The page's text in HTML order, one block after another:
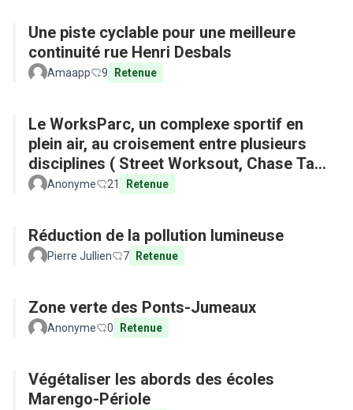
Une piste cyclable pour une meilleure
continuité rue Henri Desbals
Amaapp 9 Retenue
Le WorksParc, un complexe sportif en
plein air, au croisement entre plusieurs
disciplines ( Street Worksout, Chase Tag,
Parkour)
Anonyme 21 Retenue
Réduction de la pollution lumineuse
Pierre Jullien 7 Retenue
Zone verte des Ponts-Jumeaux
Anonyme 0 Retenue
Végétaliser les abords des écoles
Marengo-Périole